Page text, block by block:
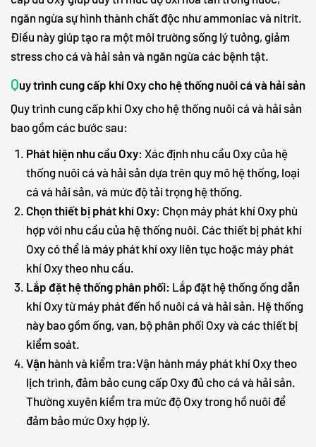
ngăn ngừa sự hình thành chất độc như ammoniac và nitrit.
Điều này giúp tạo ra một môi trường sống lý tưởng, giảm
stress cho cá và hải sản và ngăn ngừa các bệnh tật.
Quy trình cung cấp khí Oxy cho hệ thống nuôi cá và hải sản
Quy trình cung cấp khí Oxy cho hệ thống nuôi cá và hải sản
bao gồm các bước sau:
Phát hiện nhu cầu Oxy: Xác định nhu cầu Oxy của hệ
thống nuôi cá và hải sản dựa trên quy mô hệ thống, loại
cá và hải sản, và mức độ tải trọng hệ thống.
Chọn thiết bị phát khí Oxy: Chọn máy phát khí Oxy phù
hợp với nhu cầu của hệ thống nuôi. Các thiết bị phát khí
Oxy có thể là máy phát khí oxy liên tục hoặc máy phát
khí Oxy theo nhu cầu.
Lắp đặt hệ thống phân phối: Lắp đặt hệ thống ống dẫn
khí Oxy từ máy phát đến hồ nuôi cá và hải sản. Hệ thống
này bao gồm ống, van, bộ phân phối Oxy và các thiết bị
kiểm soát.
Vận hành và kiểm tra:Vận hành máy phát khí Oxy theo
lịch trình, đảm bảo cung cấp Oxy đủ cho cá và hải sản.
Thường xuyên kiểm tra mức độ Oxy trong hồ nuôi để
đảm bảo mức Oxy hợp lý.